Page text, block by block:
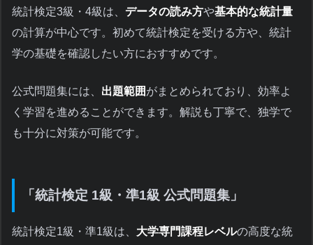
統計検定3級・4級は、 データの読み方や基本的な統計量
の計算が中心です。初めて統計検定を受ける方や、統計
学の基礎を確認したい方におすすめです。
公式問題集には、 出題範囲がまとめられており、効率よ
く学習を進めることができます。解説も丁寧で、独学で
も十分に対策が可能です。
「統計検定 1級・準1級 公式問題集」
統計検定1級・準1級は、 大学専門課程レベルの高度な統